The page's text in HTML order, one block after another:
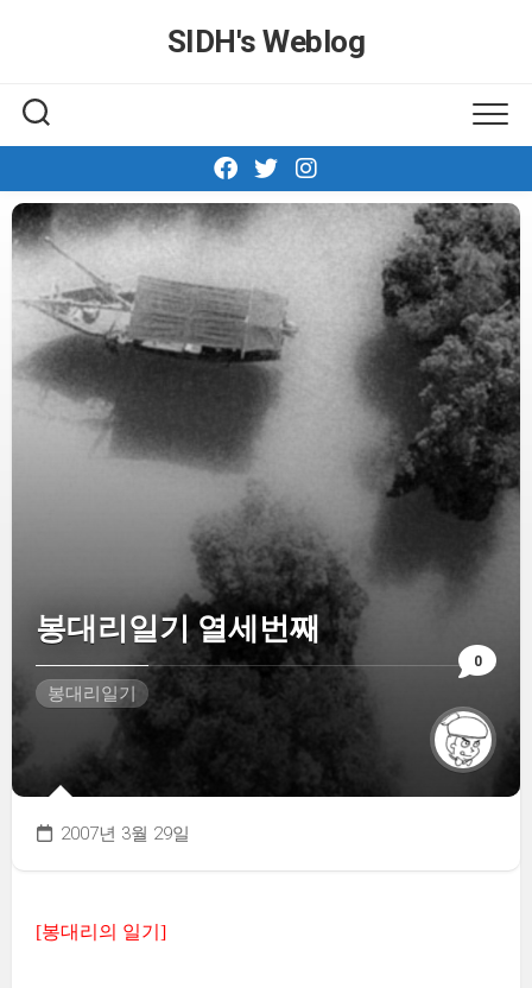
SIDH′s Weblog
0
봉대리일기 열세번째
봉대리일기
2007년 3월 29일
[봉대리의 일기]